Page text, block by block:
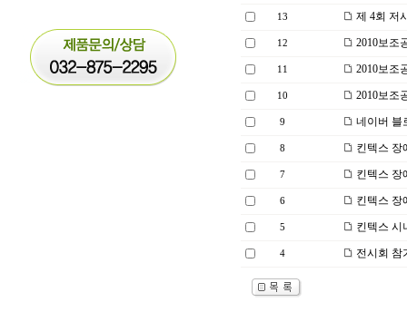
13 제 4회 저
12 2010보조
11 2010보조
10 2010보조
9 네이버 블
8 킨텍스 장
7 킨텍스 장
6 킨텍스 장
5 킨텍스 시
4 전시회 참